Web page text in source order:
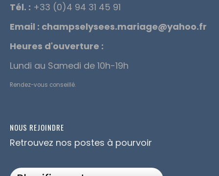
Tél. : +33 (0)4 94 31 45 91
Email : champselysees.mariage@yahoo.fr
Heures d'ouverture :
Lundi au Samedi de 10h-19h
Rendez-vous conseillé.
NOUS REJOINDRE
Retrouvez nos postes à pourvoir